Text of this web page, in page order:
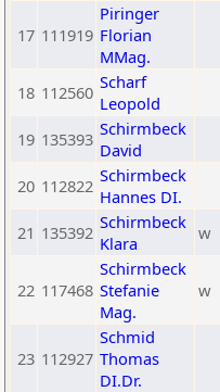
17 111919
Piringer
Florian
MMag.
18 112560 Scharf
Leopold
19 135393 Schirmbeck
David
20 112822 Schirmbeck
Hannes DI.
21 135392 Schirmbeck
Klara
w
22 117468
Schirmbeck
Stefanie
Mag.
w
23 112927
Schmid
Thomas
DI.Dr.